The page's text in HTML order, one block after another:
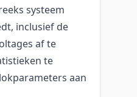
systeem
inclusief de
af te
te
aan